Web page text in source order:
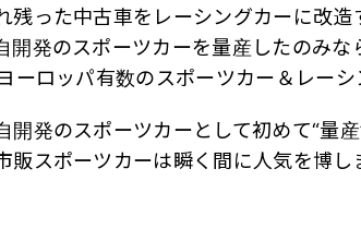
残った中古車をレーシングカーに改
開発のスポーツカーを量産したのみ
ーロッパ有数のスポーツカー＆レー
開発のスポーツカーとして初めて“量
販スポーツカーは瞬く間に人気を博